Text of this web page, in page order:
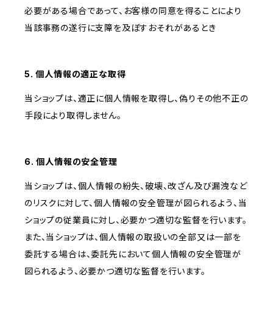
必要がある場合であって、お客様の同意を得ることにより
当該事務の遂行に支障を及ぼすおそれがあるとき
5. 個人情報の適正な取得
当ショップは、適正に個人情報を取得し、偽りその他不正の
手段により取得しません。
6. 個人情報の安全管理
当ショップは、個人情報の紛失、破壊、改ざん及び漏洩など
のリスクに対して、個人情報の安全管理が図られるよう、当
ショップの従業員に対し、必要かつ適切な監督を行います。
また、当ショップは、個人情報の取扱いの全部又は一部を
委託する場合は、委託先において個人情報の安全管理が
図られるよう、必要かつ適切な監督を行います。